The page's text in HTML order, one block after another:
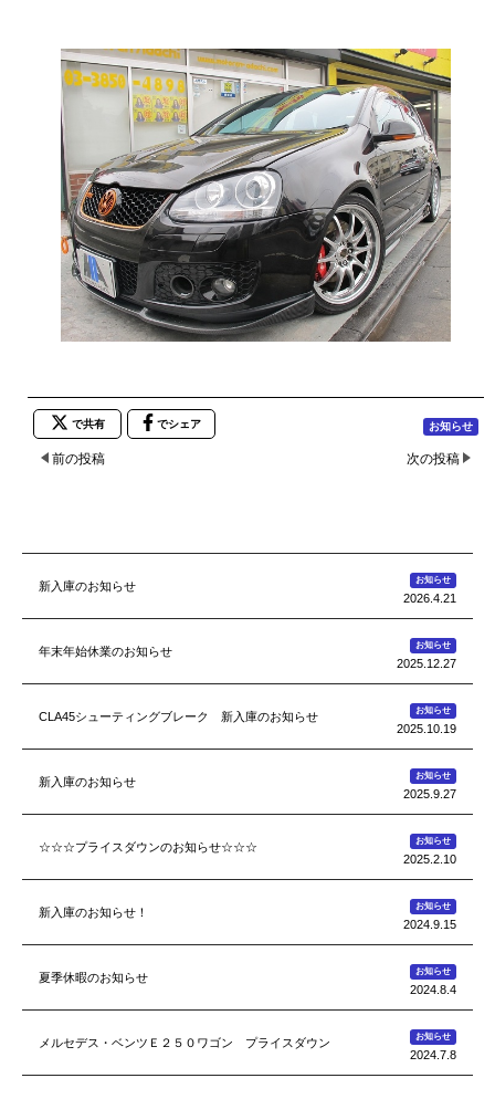
で共有 でシェア お知らせ
前の投稿 次の投稿
新入庫のお知らせ お知らせ
2026.4.21
年末年始休業のお知らせ お知らせ
2025.12.27
CLA45シューティングブレーク 新入庫のお知らせ お知らせ
2025.10.19
新入庫のお知らせ お知らせ
2025.9.27
☆☆☆プライスダウンのお知らせ☆☆☆ お知らせ
2025.2.10
新入庫のお知らせ！ お知らせ
2024.9.15
夏季休暇のお知らせ お知らせ
2024.8.4
メルセデス・ベンツＥ２５０ワゴン プライスダウン お知らせ
2024.7.8